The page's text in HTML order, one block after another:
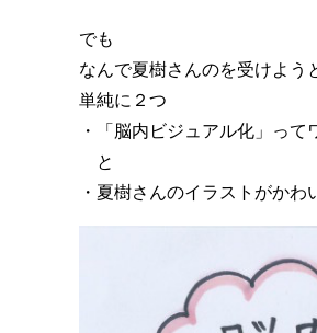
でも
なんで夏樹さんのを受けよう
単純に２つ
・「脳内ビジュアル化」って
と
・夏樹さんのイラストがかわ